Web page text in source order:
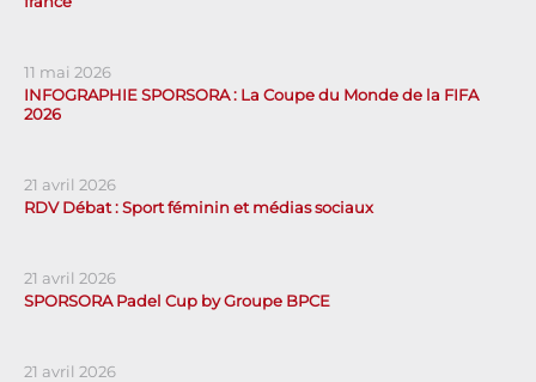
11 mai 2026
INFOGRAPHIE SPORSORA : La Coupe du Monde de la FIFA
2026
21 avril 2026
RDV Débat : Sport féminin et médias sociaux
21 avril 2026
SPORSORA Padel Cup by Groupe BPCE
21 avril 2026